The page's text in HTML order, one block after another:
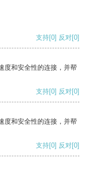
支持[0] 反对[0]
度和安全性的连接，并帮
支持[0] 反对[0]
度和安全性的连接，并帮
支持[0] 反对[0]